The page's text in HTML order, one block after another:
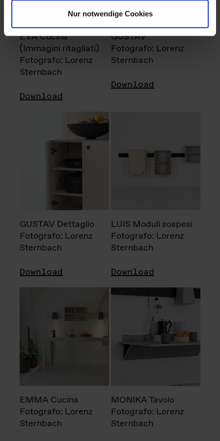
Nur notwendige Cookies
EVA Cucina
(Immagini ritagliati)
Fotografo: Lorenz
Sternbach
Download
GUSTAV
Fotografo: Lorenz
Sternbach
Download
GUSTAV Dettaglio
Fotografo: Lorenz
Sternbach
Download
LUIS Moduli sospesi
Fotografo: Lorenz
Sternbach
Download
EMMA Cucina
Fotografo: Lorenz
Sternbach
MONIKA Tavolo
Fotografo: Lorenz
Sternbach